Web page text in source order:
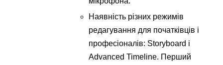
Наявність різних режимів
редагування для початківців і
професіоналів: Storyboard і
Advanced Timeline. Перший